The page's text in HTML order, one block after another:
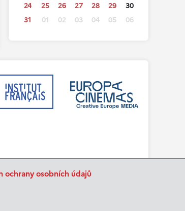
ochrany osobních údajů
24
25 26 27 28 29
30
31
01 02 03 04 05 06